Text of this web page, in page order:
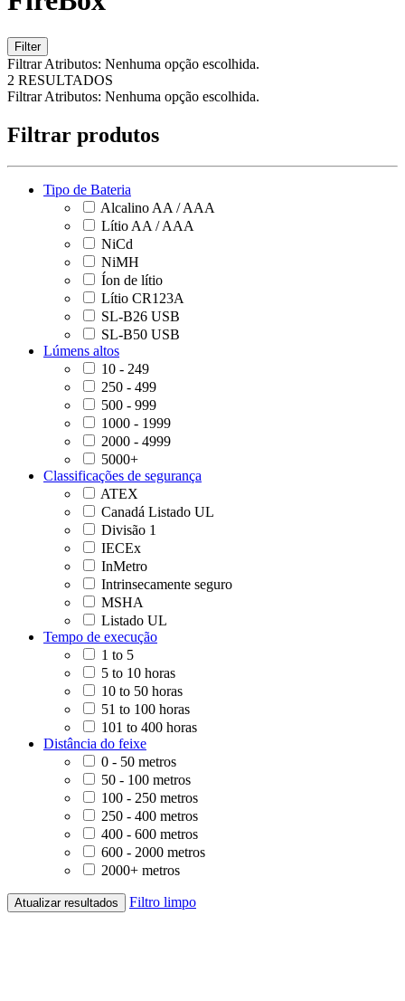
Filter
Filtrar Atributos: Nenhuma opção escolhida.
2 RESULTADOS
Filtrar Atributos: Nenhuma opção escolhida.
Filtrar produtos
Tipo de Bateria
Alcalino AA / AAA
Lítio AA / AAA
NiCd
NiMH
Íon de lítio
Lítio CR123A
SL-B26 USB
SL-B50 USB
Lúmens altos
10 - 249
250 - 499
500 - 999
1000 - 1999
2000 - 4999
5000+
Classificações de segurança
ATEX
Canadá Listado UL
Divisão 1
IECEx
InMetro
Intrinsecamente seguro
MSHA
Listado UL
Tempo de execução
1 to 5
5 to 10 horas
10 to 50 horas
51 to 100 horas
101 to 400 horas
Distância do feixe
0 - 50 metros
50 - 100 metros
100 - 250 metros
250 - 400 metros
400 - 600 metros
600 - 2000 metros
2000+ metros
Atualizar resultados Filtro limpo